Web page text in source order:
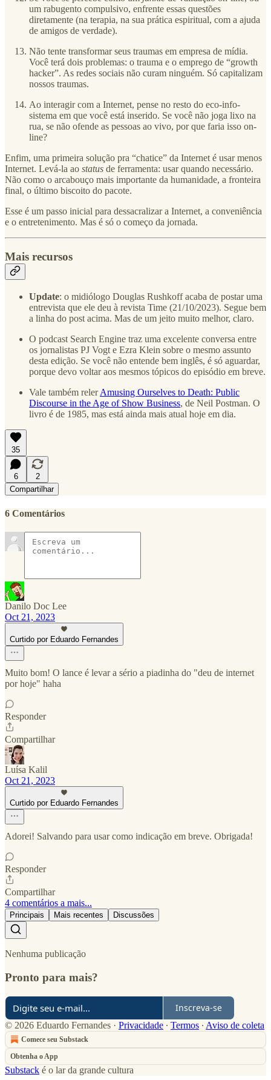
um rabugento compulsivo, enfrente essas questões
diretamente (na terapia, na sua prática espiritual, com a ajuda
de amigos de verdade).
Não tente transformar seus traumas em empresa de mídia.
Você terá dois problemas: o trauma e o emprego de “growth
hacker”. As redes sociais não curam ninguém. Só capitalizam
nossos traumas.
Ao interagir com a Internet, pense no resto do eco-info-
sistema em que você está inserido. Se você não joga lixo na
rua, se não ofende as pessoas ao vivo, por que faria isso on-
line?
Enfim, uma primeira solução pra “chatice” da Internet é usar menos
Internet. Levá-la ao status de ferramenta: usar quando necessário.
Não como o arcabouço mais importante da humanidade, a fronteira
final, o último biscoito do pacote.
Esse é um passo inicial para dessacralizar a Internet, a conveniência
e o entretenimento. Mas é só o começo da jornada.
Mais recursos
Update: o midiólogo Douglas Rushkoff acaba de postar uma
entrevista que ele deu à revista Time (21/10/2023). Segue bem
a linha do post acima. Mas de um jeito muito melhor, claro.
O podcast Search Engine traz uma excelente conversa entre
os jornalistas PJ Vogt e Ezra Klein sobre o mesmo assunto
desta edição. Se você não entende bem inglês, é só aguardar,
porque devo voltar aos mesmos tópicos do episódio em breve.
Vale também relerAmusing Ourselves to Death: Public
Discourse in the Age of Show Business, de Neil Postman. O
livro é de 1985, mas está ainda mais atual hoje em dia.
35
6
2
Compartilhar
6 Comentários
Danilo Doc Lee
Oct 21, 2023
Curtido por Eduardo Fernandes
Muito bom! O lance é levar a sério a piadinha do "deu de internet
por hoje" haha
Responder
Compartilhar
Luísa Kalil
Oct 21, 2023
Curtido por Eduardo Fernandes
Adorei! Salvando para usar como indicação em breve. Obrigada!
Responder
Compartilhar
4 comentários a mais...
Principais Mais recentes Discussões
Nenhuma publicação
Pronto para mais?
Inscreva-se
© 2026 Eduardo Fernandes · Privacidade ∙ Termos ∙ Aviso de coleta
Comece seu Substack
Obtenha o App
Substack é o lar da grande cultura